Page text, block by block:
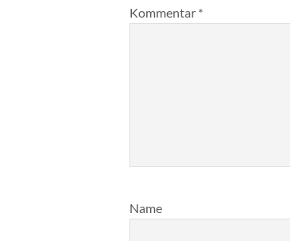
Kommentar *
Name